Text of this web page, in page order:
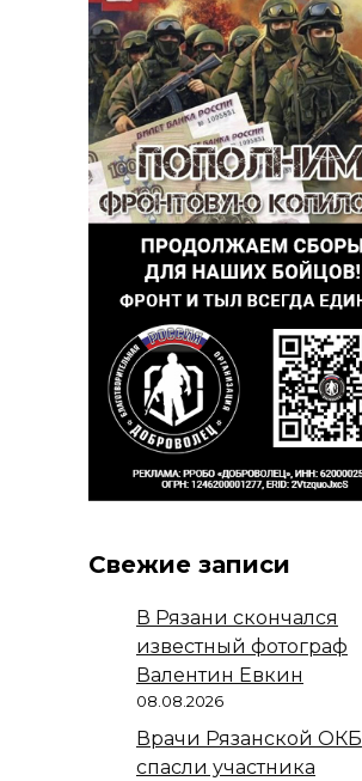
Свежие записи
В Рязани скончался
известный фотограф
Валентин Евкин
08.08.2026
Врачи Рязанской ОКБ
спасли участника